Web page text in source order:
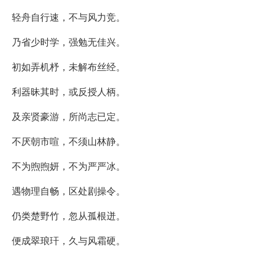
轻舟自行速，不与风力竞。
乃省少时学，强勉无佳兴。
初如弄机杼，未解布丝经。
利器昧其时，或反授人柄。
及亲贤豪游，所尚志已定。
不厌朝市喧，不须山林静。
不为煦煦妍，不为严严冰。
遇物理自畅，区处剧操令。
仍类楚野竹，忽从孤根迸。
便成翠琅玕，久与风霜硬。